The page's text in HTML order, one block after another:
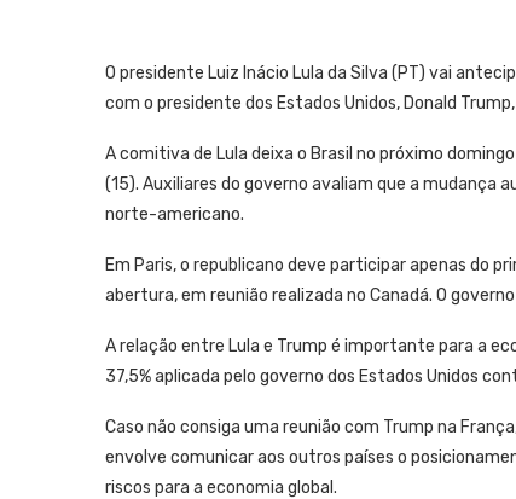
O presidente Luiz Inácio Lula da Silva (PT) vai
com o presidente dos Estados Unidos, Donald
A comitiva de Lula deixa o Brasil no próximo
(15). Auxiliares do governo avaliam que a
norte-americano.
Em Paris, o republicano deve participar apenas do
abertura, em reunião realizada no Canadá. O
A relação entre Lula e Trump é importante para a
37,5% aplicada pelo governo dos Estados Unidos
Caso não consiga uma reunião com Trump na
envolve comunicar aos outros países o
riscos para a economia global.